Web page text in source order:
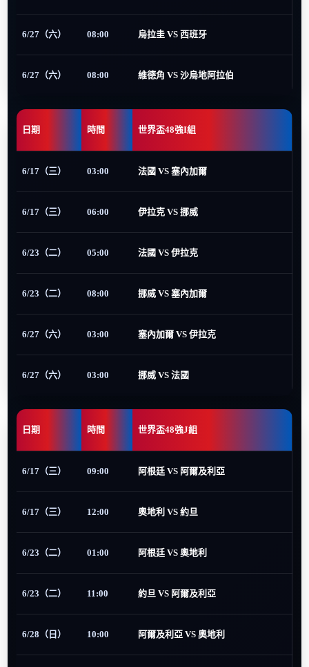
6/27（六） 08:00 烏拉圭 VS 西班牙
6/27（六） 08:00 維德角 VS 沙烏地阿拉伯
日期 時間 世界盃48強I組
6/17（三） 03:00 法國 VS 塞內加爾
6/17（三） 06:00 伊拉克 VS 挪威
6/23（二） 05:00 法國 VS 伊拉克
6/23（二） 08:00 挪威 VS 塞內加爾
6/27（六） 03:00 塞內加爾 VS 伊拉克
6/27（六） 03:00 挪威 VS 法國
日期 時間 世界盃48強J組
6/17（三） 09:00 阿根廷 VS 阿爾及利亞
6/17（三） 12:00 奧地利 VS 約旦
6/23（二） 01:00 阿根廷 VS 奧地利
6/23（二） 11:00 約旦 VS 阿爾及利亞
6/28（日） 10:00 阿爾及利亞 VS 奧地利